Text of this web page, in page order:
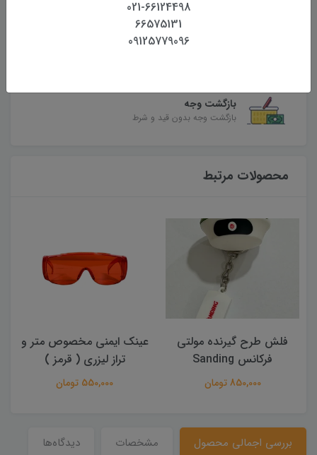
بهترین قیمت روز تجهیزات
بازگشت وجه
بازگشت وجه بدون قید و شرط
محصولات مرتبط
فلش طرح گیرنده مولتی
فرکانس Sanding
850,000 تومان
عینک ایمنی مخصوص متر و
تراز لیزری ( قرمز )
550,000 تومان
بررسی اجمالی محصول مشخصات دیدگاه‌ها
021-66124498
66575131
09125779096